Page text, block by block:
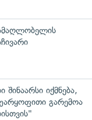
იქმნება,
გარემოა